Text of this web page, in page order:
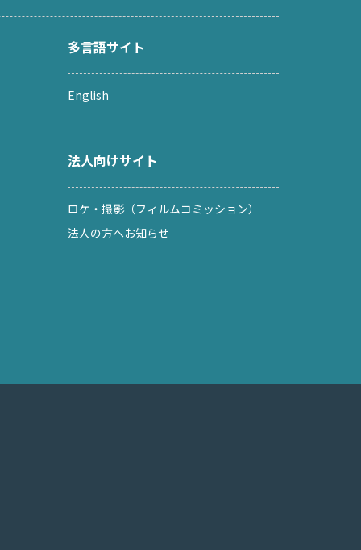
多言語サイト
English
法人向けサイト
ロケ・撮影（フィルムコミッション）
法人の方へお知らせ